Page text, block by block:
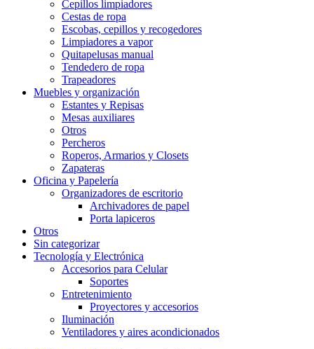
Cepillos limpiadores
Cestas de ropa
Escobas, cepillos y recogedores
Limpiadores a vapor
Quitapelusas manual
Tendedero de ropa
Trapeadores
Muebles y organización
Estantes y Repisas
Mesas auxiliares
Otros
Percheros
Roperos, Armarios y Closets
Zapateras
Oficina y Papelería
Organizadores de escritorio
Archivadores de papel
Porta lapiceros
Otros
Sin categorizar
Tecnología y Electrónica
Accesorios para Celular
Soportes
Entretenimiento
Proyectores y accesorios
Iluminación
Ventiladores y aires acondicionados